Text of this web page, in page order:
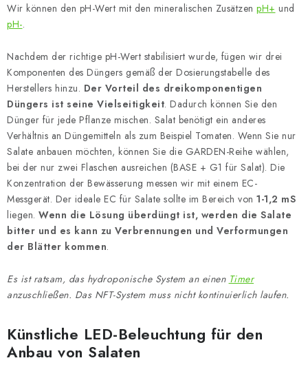
Wir können den pH-Wert mit den mineralischen Zusätzen pH+ und
pH-.
Nachdem der richtige pH-Wert stabilisiert wurde, fügen wir drei
Komponenten des Düngers gemäß der Dosierungstabelle des
Herstellers hinzu. Der Vorteil des dreikomponentigen
Düngers ist seine Vielseitigkeit. Dadurch können Sie den
Dünger für jede Pflanze mischen. Salat benötigt ein anderes
Verhältnis an Düngemitteln als zum Beispiel Tomaten. Wenn Sie nur
Salate anbauen möchten, können Sie die GARDEN-Reihe wählen,
bei der nur zwei Flaschen ausreichen (BASE + G1 für Salat). Die
Konzentration der Bewässerung messen wir mit einem EC-
Messgerät. Der ideale EC für Salate sollte im Bereich von 1-1,2 mS
liegen. Wenn die Lösung überdüngt ist, werden die Salate
bitter und es kann zu Verbrennungen und Verformungen
der Blätter kommen.
Es ist ratsam, das hydroponische System an einen Timer
anzuschließen. Das NFT-System muss nicht kontinuierlich laufen.
Künstliche LED-Beleuchtung für den
Anbau von Salaten